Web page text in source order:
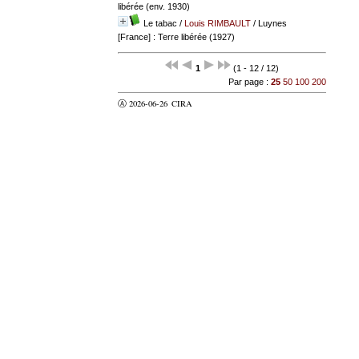
libérée (env. 1930)
Le tabac / Louis RIMBAULT/ Luynes
[France] : Terre libérée (1927)
1
(1 - 12 / 12)
Par page : 25 50 100 200
Ⓐ 2026-06-26 CIRA